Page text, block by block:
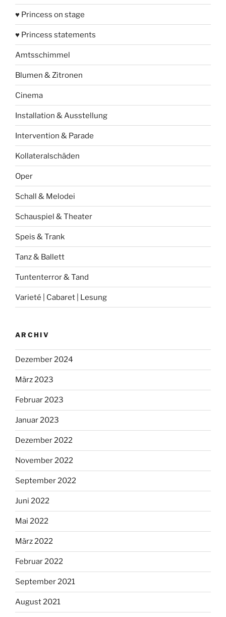
♥ Princess on stage
♥ Princess statements
Amtsschimmel
Blumen & Zitronen
Cinema
Installation & Ausstellung
Intervention & Parade
Kollateralschäden
Oper
Schall & Melodei
Schauspiel & Theater
Speis & Trank
Tanz & Ballett
Tuntenterror & Tand
Varieté | Cabaret | Lesung
ARCHIV
Dezember 2024
März 2023
Februar 2023
Januar 2023
Dezember 2022
November 2022
September 2022
Juni 2022
Mai 2022
März 2022
Februar 2022
September 2021
August 2021